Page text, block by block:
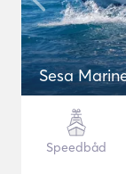
Sesa
Speedbåd